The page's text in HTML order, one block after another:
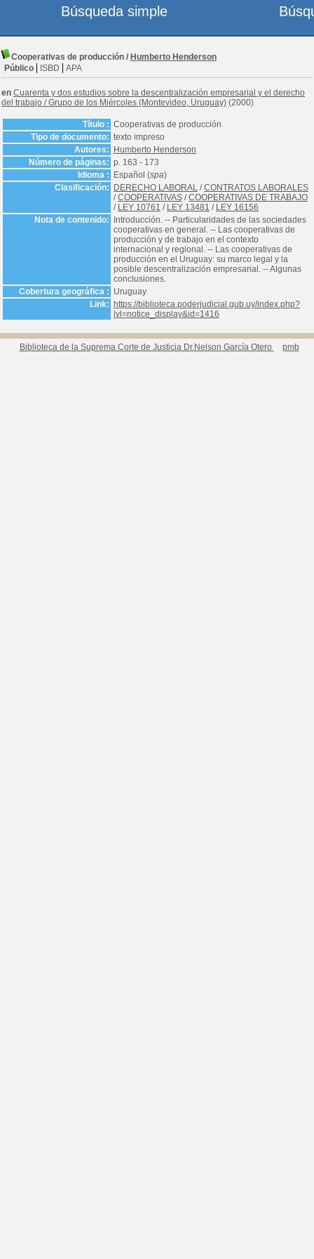
Cooperativas de producción / Humberto Henderson
Público
ISBD APA
en Cuarenta y dos estudios sobre la descentralización empresarial y el derecho
del trabajo /Grupo de los Miércoles (Montevideo, Uruguay) (2000)
Título : Cooperativas de producción
Tipo de documento: texto impreso
Autores:
Humberto Henderson
Número de páginas: p. 163 - 173
Idioma :
Español (spa)
Clasificación:
DERECHO LABORAL /CONTRATOS LABORALES
/COOPERATIVAS /COOPERATIVAS DE TRABAJO
/ LEY 10761 / LEY 13481 / LEY 16156
Nota de contenido:
Introducción. -- Particularidades de las sociedades
cooperativas en general. -- Las cooperativas de
producción y de trabajo en el contexto
internacional y regional. -- Las cooperativas de
producción en el Uruguay: su marco legal y la
posible descentralización empresarial. -- Algunas
conclusiones.
Cobertura geográfica : Uruguay
Link:
https://biblioteca.poderjudicial.gub.uy/index.php?
lvl=notice_display&id=1416
Biblioteca de la Suprema Corte de Justicia Dr.Nelson García Otero pmb
Búsqueda simple